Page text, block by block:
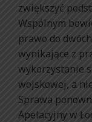
zwiększyć
Wspólnym
prawo do
wynikające z
wykorzystanie
wojskowej, a
Sprawa
Apelacyjny w